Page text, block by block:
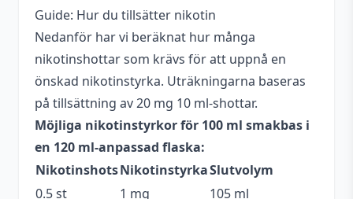
Guide: Hur du tillsätter nikotin
Nedanför har vi beräknat hur många
nikotinshottar som krävs för att uppnå en
önskad nikotinstyrka. Uträkningarna baseras
på tillsättning av 20 mg 10 ml-shottar.
Möjliga nikotinstyrkor för 100 ml smakbas i
en 120 ml-anpassad flaska:
NikotinshotsNikotinstyrkaSlutvolym
0.5 st
1 mg
105 ml
nikotinstyrka
Antal ml
100 ml
Beskrivande
Bärig ,Fruktig
Blandning
70VG / 30PG
Flaskstorlek
120 ml
Innehåller
cooling
Nej